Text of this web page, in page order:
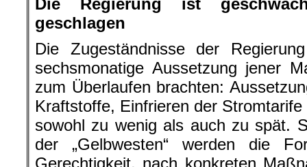
stärker zu besteuern, nach mehr
der Plattform der „Gelbwesten“
die von der Arbeiter- und
Vereinigungen zur Verteidigung
Bevölkerung erhoben werden:
nach Bildung für die Kinder und
Volksschichten, nach
eines für alle zugänglichen
Verteidigung der öffentlichen Dienste.